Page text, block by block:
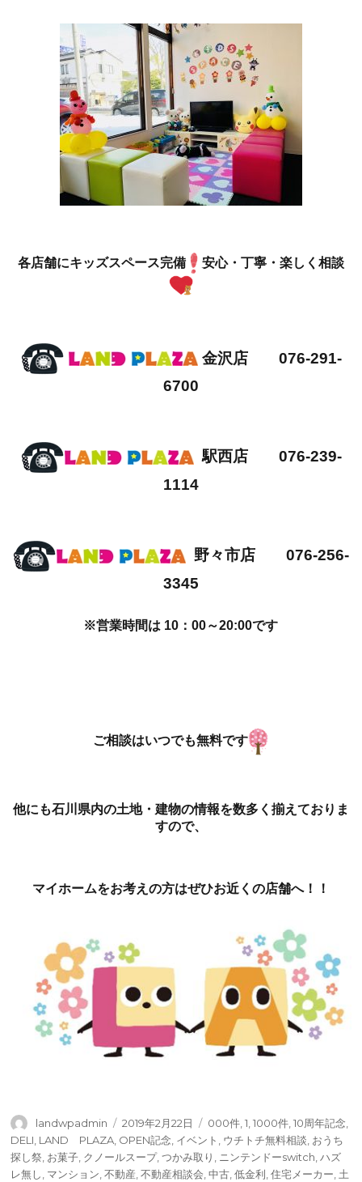
各店舗にキッズスペース完備 安心・丁寧・楽しく相談
金沢店 076-291-
6700
駅西店 076-239-
1114
野々市店 076-256-
3345
※営業時間は 10：00～20:00です
ご相談はいつでも無料です
他にも石川県内の土地・建物の情報を数多く揃えておりま
すので、
マイホームをお考えの方はぜひお近くの店舗へ！！
投
稿
者
landwpadmin
投
稿
日:
2019年2月22日
タ
グ
000件,1,1000件,10周年記念,
DELI, LAND PLAZA, OPEN記念, イベント , ウチトチ無料相談, おうち
探し祭, お菓子, クノールスープ,つかみ取り , ニンテンドーswitch,ハズ
レ無し, マンション,不動産,不動産相談会,中古,低金利,住宅メーカー,土